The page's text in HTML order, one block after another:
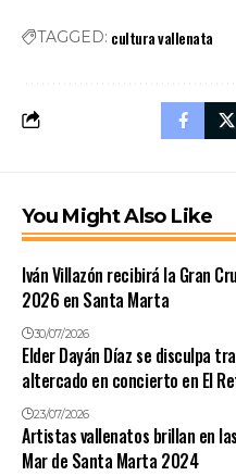
TAGGED: cultura vallenata
You Might Also Like
Iván Villazón recibirá la Gran
2026 en Santa Marta
30/07/2026
Elder Dayán Díaz se disculpa
altercado en concierto en El
23/07/2026
Artistas vallenatos brillan en
Mar de Santa Marta 2024